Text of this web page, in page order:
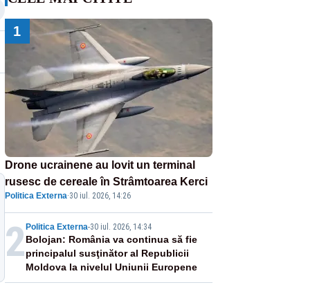
1
Drone ucrainene au lovit un terminal
rusesc de cereale în Strâmtoarea Kerci
Politica Externa·30 iul. 2026, 14:26
2Politica Externa-30 iul. 2026, 14:34
Bolojan: România va continua să fie
principalul susţinător al Republicii
Moldova la nivelul Uniunii Europene